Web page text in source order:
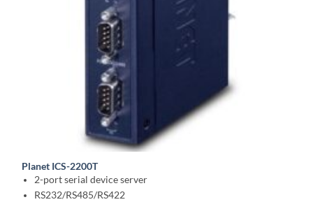
Planet ICS-2200T
2-port serial device server
RS232/RS485/RS422